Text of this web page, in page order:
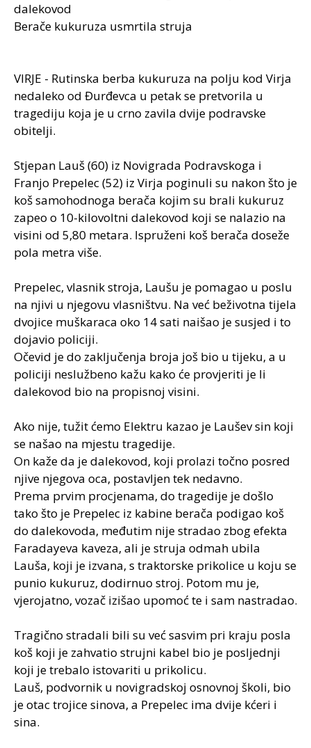
dalekovod
Berače kukuruza usmrtila struja
VIRJE - Rutinska berba kukuruza na polju kod Virja
nedaleko od Đurđevca u petak se pretvorila u
tragediju koja je u crno zavila dvije podravske
obitelji.
Stjepan Lauš (60) iz Novigrada Podravskoga i
Franjo Prepelec (52) iz Virja poginuli su nakon što je
koš samohodnoga berača kojim su brali kukuruz
zapeo o 10-kilovoltni dalekovod koji se nalazio na
visini od 5,80 metara. Ispruženi koš berača doseže
pola metra više.
Prepelec, vlasnik stroja, Laušu je pomagao u poslu
na njivi u njegovu vlasništvu. Na već beživotna tijela
dvojice muškaraca oko 14 sati naišao je susjed i to
dojavio policiji.
Očevid je do zaključenja broja još bio u tijeku, a u
policiji neslužbeno kažu kako će provjeriti je li
dalekovod bio na propisnoj visini.
Ako nije, tužit ćemo Elektru kazao je Laušev sin koji
se našao na mjestu tragedije.
On kaže da je dalekovod, koji prolazi točno posred
njive njegova oca, postavljen tek nedavno.
Prema prvim procjenama, do tragedije je došlo
tako što je Prepelec iz kabine berača podigao koš
do dalekovoda, međutim nije stradao zbog efekta
Faradayeva kaveza, ali je struja odmah ubila
Lauša, koji je izvana, s traktorske prikolice u koju se
punio kukuruz, dodirnuo stroj. Potom mu je,
vjerojatno, vozač izišao upomoć te i sam nastradao.
Tragično stradali bili su već sasvim pri kraju posla
koš koji je zahvatio strujni kabel bio je posljednji
koji je trebalo istovariti u prikolicu.
Lauš, podvornik u novigradskoj osnovnoj školi, bio
je otac trojice sinova, a Prepelec ima dvije kćeri i
sina.